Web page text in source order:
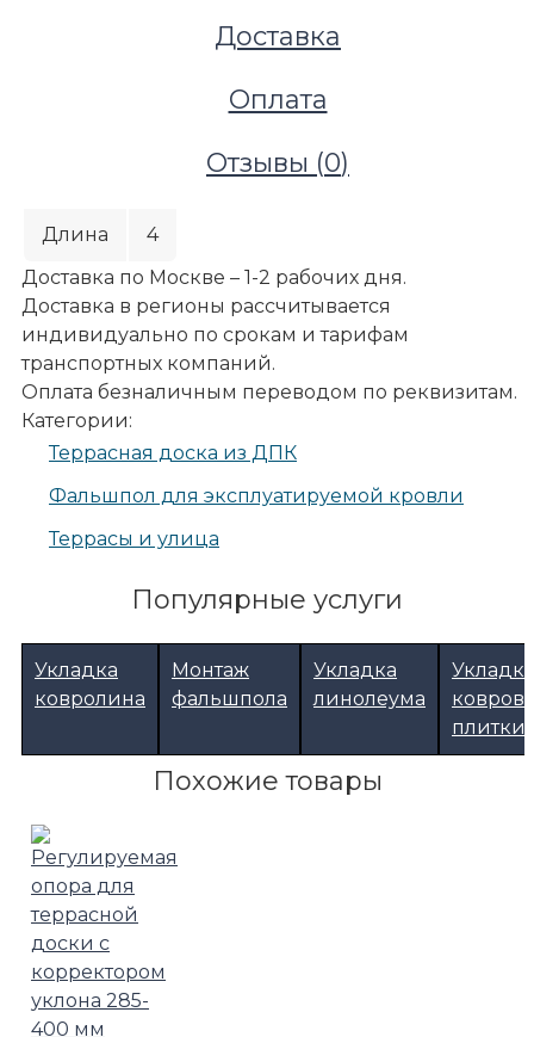
Террасы и улица
Террасная доска из ДПК
Террасная доска NauticPrime Co-Extrusion,
Доставка
Оплата
Отзывы (0)
Длина
4
Доставка по Москве – 1-2 рабочих дня.
Доставка в регионы рассчитывается
индивидуально по срокам и тарифам
транспортных компаний.
Оплата безналичным переводом по реквизитам.
Категории:
Террасная доска из ДПК
Фальшпол для эксплуатируемой кровли
Террасы и улица
Популярные услуги
Укладка
ковролина
Монтаж
фальшпола
Укладка
линолеума
Укладка
плитки
Похожие товары